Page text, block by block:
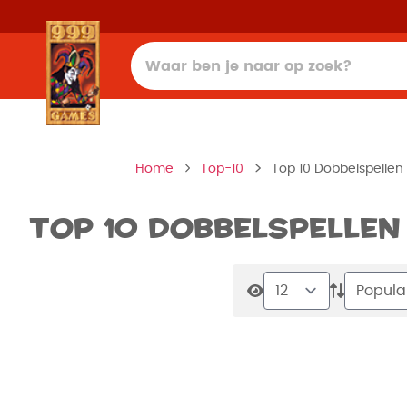
Home Top-10 Top 10 Dobbelspellen
Top 10 Dobbelspellen